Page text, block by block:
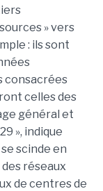
» vers
: ils sont
consacrées
celles des
général et
», indique
scinde en
réseaux
de centres de